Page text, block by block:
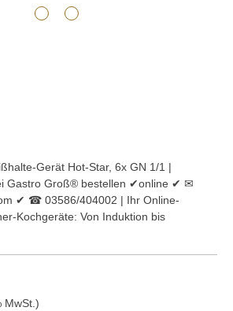
Gerät Hot-Star, 6x GN 1/1 |
Gastro Groß® bestellen ✔online ✔ ✉
✔ ☎ 03586/404002 | Ihr Online-
Kochgeräte: Von Induktion bis
MwSt.)